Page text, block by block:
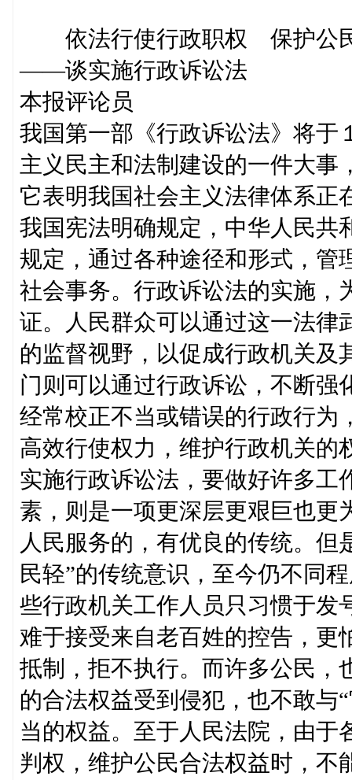
依法行使行政职权 保护公
——谈实施行政诉讼法
本报评论员
我国第一部《行政诉讼法》将于
主义民主和法制建设的一件大事
它表明我国社会主义法律体系正
我国宪法明确规定，中华人民共
规定，通过各种途径和形式，管
社会事务。行政诉讼法的实施，
证。人民群众可以通过这一法律
的监督视野，以促成行政机关及
门则可以通过行政诉讼，不断强
经常校正不当或错误的行政行为
高效行使权力，维护行政机关的
实施行政诉讼法，要做好许多工
素，则是一项更深层更艰巨也更
人民服务的，有优良的传统。
民轻”的传统意识，至今仍不同
些行政机关工作人员只习惯于发
难于接受来自老百姓的控告，更
抵制，拒不执行。而许多公民，
的合法权益受到侵犯，也不敢与
当的权益。至于人民法院，由于
判权，维护公民合法权益时，不